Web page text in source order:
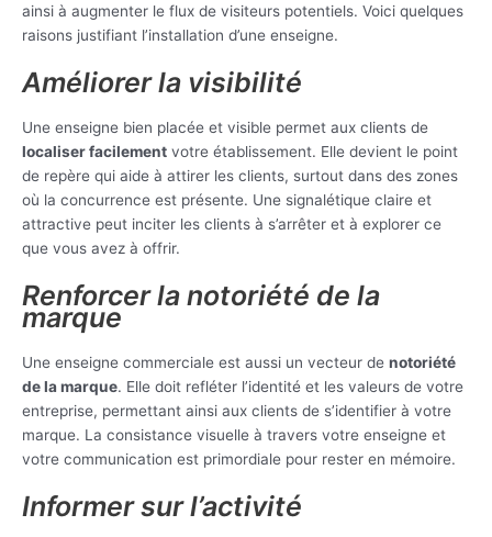
ainsi à augmenter le flux de visiteurs potentiels. Voici quelques
raisons justifiant l’installation d’une enseigne.
Améliorer la visibilité
Une enseigne bien placée et visible permet aux clients de
localiser facilement votre établissement. Elle devient le point
de repère qui aide à attirer les clients, surtout dans des zones
où la concurrence est présente. Une signalétique claire et
attractive peut inciter les clients à s’arrêter et à explorer ce
que vous avez à offrir.
Renforcer la notoriété de la
marque
Une enseigne commerciale est aussi un vecteur de notoriété
de la marque. Elle doit refléter l’identité et les valeurs de votre
entreprise, permettant ainsi aux clients de s’identifier à votre
marque. La consistance visuelle à travers votre enseigne et
votre communication est primordiale pour rester en mémoire.
Informer sur l’activité